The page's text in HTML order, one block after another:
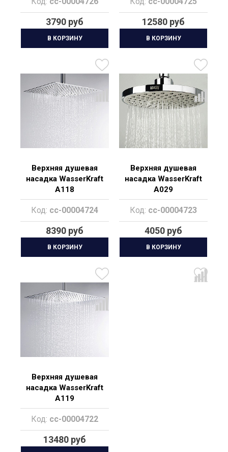
3790 руб
В КОРЗИНУ
12580 руб
В КОРЗИНУ
Верхняя душевая
насадка WasserKraft
A118
Код: cc-00004724
8390 руб
В КОРЗИНУ
Верхняя душевая
насадка WasserKraft
A029
Код: cc-00004723
4050 руб
В КОРЗИНУ
Верхняя душевая
насадка WasserKraft
A119
Код: cc-00004722
13480 руб